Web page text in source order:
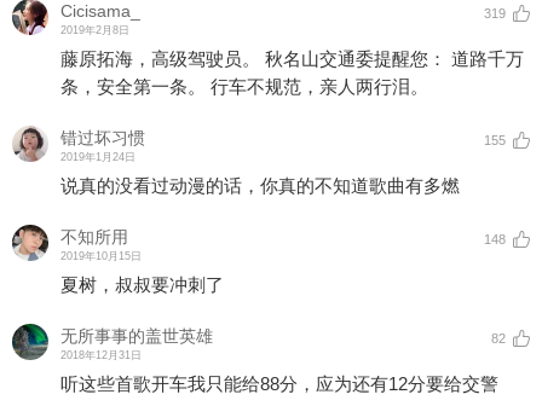
Cicisama_
2019年2月8日
319
藤原拓海，高级驾驶员。 秋名山交通委提醒您： 道路千万
条，安全第一条。 行车不规范，亲人两行泪。
错过坏习惯
2019年1月24日
155
说真的没看过动漫的话，你真的不知道歌曲有多燃
不知所用
2019年10月15日
148
夏树，叔叔要冲刺了
无所事事的盖世英雄
2018年12月31日
82
听这些首歌开车我只能给88分，应为还有12分要给交警